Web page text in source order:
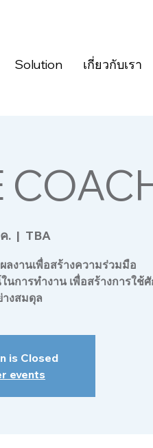
Solution เกี่ยวกับเรา
.
  |
TBA
งานเพื่อสร้างความร่วมมือ
การทำงาน เพื่อสร้างการใช้
is Closed
events